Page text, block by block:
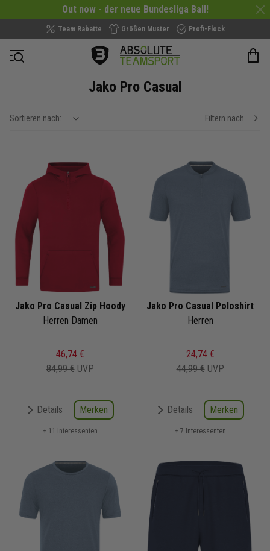
Out now - der neue Bundesliga Ball!
Team Rabatte Größen Muster Profi-Flock
Navigation öffnen
Jako Pro Casual
Sortieren nach: show filteroptions Filtern nach
Jako Pro Casual Zip Hoody
Herren Damen
46,74 €
84,99 € UVP
Details Merken
+ 11 Interessenten
Jako Pro Casual Poloshirt
Herren
24,74 €
44,99 € UVP
Details Merken
+ 7 Interessenten